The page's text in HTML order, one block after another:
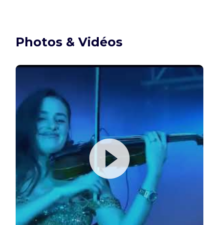
Photos & Vidéos